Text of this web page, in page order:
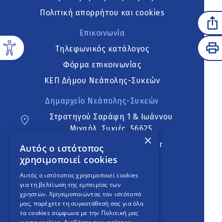
Πολιτική απορρήτου και cookies
Επικοινωνία
Τηλεφωνικός κατάλογος
Φόρμα επικοινωνίας
ΚΕΠ Δήμου Νεάπολης-Συκεών
Δημαρχείο Νεάπολης-Συκεών
Στρατηγού Σαράφη 1 & Ιωάννου
Μιχαήλ, Συκιές, 56625
neapoli.sykies@ddt.gov.gr
Ακολουθήστε
English Version
×
Αυτός ο ιστότοπος
χρησιμοποιεί cookies
Αυτός ο ιστότοπος χρησιμοποιεί cookies
για τη βελτίωση της εμπειρίας των
χρηστών. Χρησιμοποιώντας τον ιστότοπό
μας, παρέχετε τη συγκατάθεσή σας για όλα
τα cookies σύμφωνα με την Πολιτική μας